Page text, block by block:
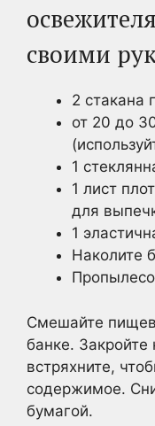
своими
2 стакана
от 20 до
1
1 лист
для
1
Наколите
Смешайте
банке.
встряхните,
содержимое.
бумагой.